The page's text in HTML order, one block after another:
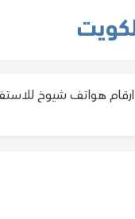
ارقام هواتف شيوخ